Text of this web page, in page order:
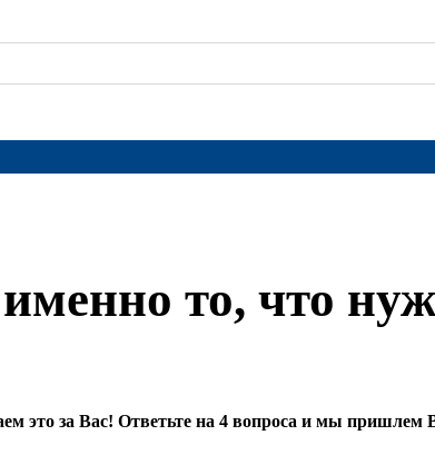
то, что
это за Вас! Ответьте на 4 вопроса и мы